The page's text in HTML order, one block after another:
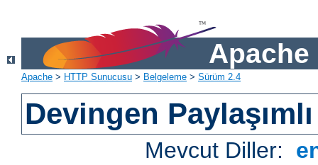
Apache
Apache > HTTP Sunucusu > Belgeleme > Sürüm 2.4
Devingen
Mevcut Diller: